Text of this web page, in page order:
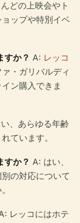
どの上映会やト
ップや特別イベ
すか？ A: レッコ
・ガリバルディ
ン購入できま
、あらゆる年齢
ています。
すか？ A: はい、
の対応について
レッコにはホテ